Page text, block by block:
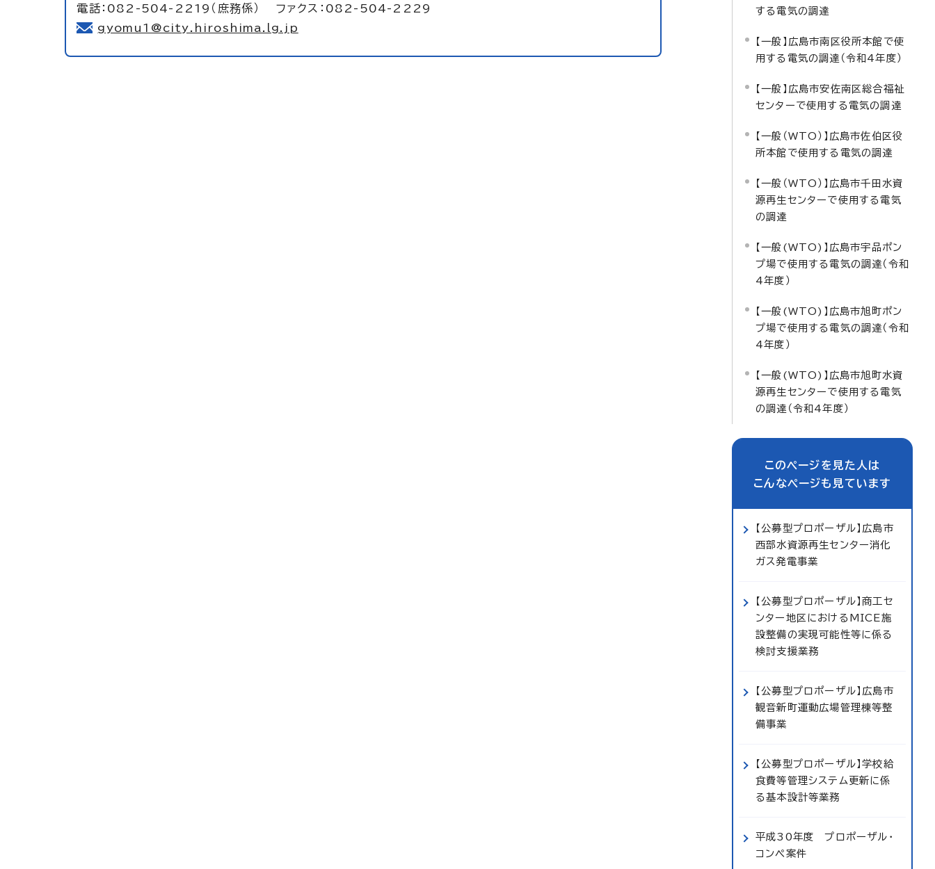
電話：082-504-2219（庶務係） ファクス：082-504-2229
gyomu1@city.hiroshima.lg.jp
する電気の調達
【一般】広島市南区役所本館で使
用する電気の調達（令和4年度）
【一般】広島市安佐南区総合福祉
センターで使用する電気の調達
【一般（WTO）】広島市佐伯区役
所本館で使用する電気の調達
【一般（WTO）】広島市千田水資
源再生センターで使用する電気
の調達
【一般(WTO)】広島市宇品ポン
プ場で使用する電気の調達（令和
4年度）
【一般(WTO)】広島市旭町ポン
プ場で使用する電気の調達（令和
4年度）
【一般(WTO)】広島市旭町水資
源再生センターで使用する電気
の調達（令和4年度）
このページを見た人は
こんなページも見ています
【公募型プロポーザル】広島市
西部水資源再生センター消化
ガス発電事業
【公募型プロポーザル】商工セ
ンター地区におけるMICE施
設整備の実現可能性等に係る
検討支援業務
【公募型プロポーザル】広島市
観音新町運動広場管理棟等整
備事業
【公募型プロポーザル】学校給
食費等管理システム更新に係
る基本設計等業務
平成30年度 プロポーザル・
コンペ案件